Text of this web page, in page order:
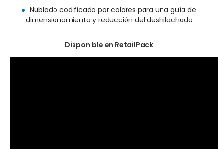
Nublado codificado por colores para una guía de
dimensionamiento y reducción del deshilachado
Disponible en RetailPack